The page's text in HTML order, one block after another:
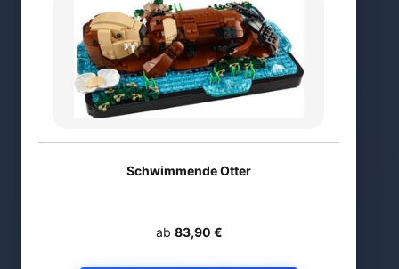
Schwimmende Otter
ab 83,90 €